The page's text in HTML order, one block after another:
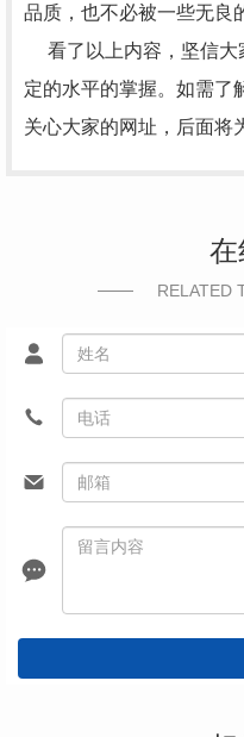
品质，也不必被一些无良
看了以上内容，坚信大
定的水平的掌握。如需了
关心大家的网址，后面将
在
RELATED